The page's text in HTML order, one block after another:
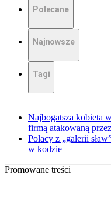
Polecane
Najnowsze
Tagi
Najbogatsza kobieta
firmą atakowaną
Polacy z „galerii
w kodzie
Promowane treści